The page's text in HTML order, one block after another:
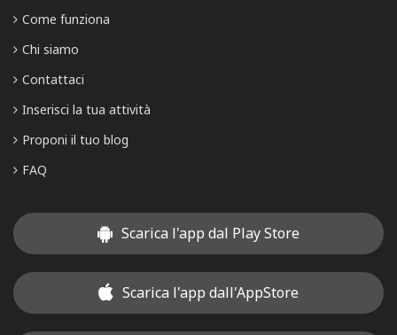
Come funziona
Chi siamo
Contattaci
Inserisci la tua attività
Proponi il tuo blog
FAQ
Scarica l'app dal Play Store
Scarica l'app dall'AppStore